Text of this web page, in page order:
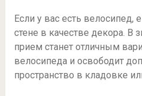
Если у вас есть велосипед,
стене в качестве декора. В
прием станет отличным
велосипеда и освободит
пространство в кладовке